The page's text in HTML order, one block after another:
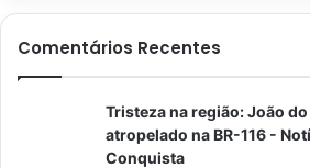
Comentários Recentes
Tristeza na região: João
atropelado na BR-116 -
Conquista